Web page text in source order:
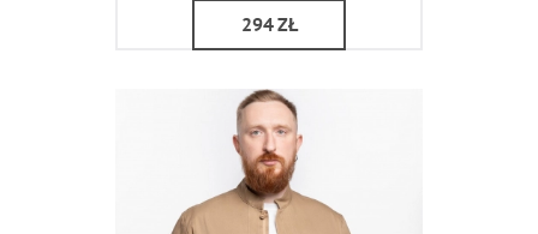
294ZŁ